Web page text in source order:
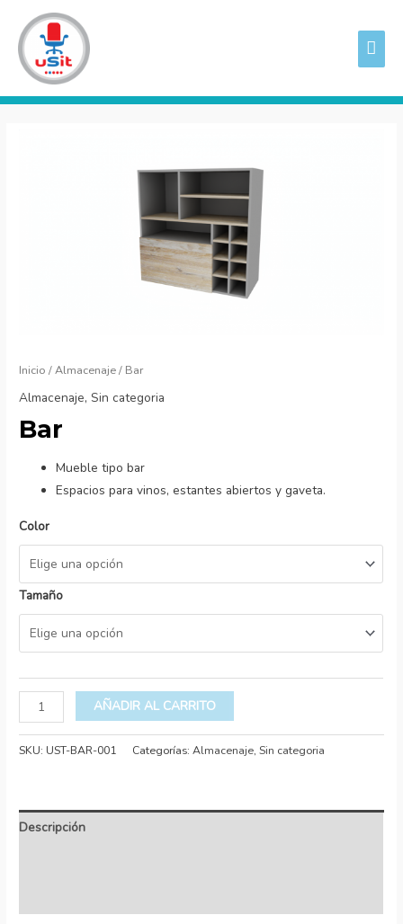
contenido
Inicio /Almacenaje/ Bar
Almacenaje, Sin categoria
Bar
Mueble tipo bar
Espacios para vinos, estantes abiertos y gaveta.
Color
Tamaño
AÑADIR AL CARRITO
SKU: UST-BAR-001 Categorías:Almacenaje,Sin categoria
Descripción